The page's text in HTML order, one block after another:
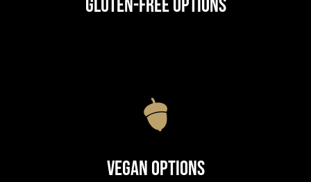
Gluten-Free Options
Vegan Options